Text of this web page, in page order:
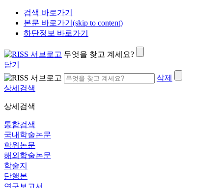
검색 바로가기
본문 바로가기(skip to content)
하단정보 바로가기
무엇을 찾고 계세요?
닫기
삭제
상세검색
상세검색
통합검색
국내학술논문
학위논문
해외학술논문
학술지
단행본
연구보고서